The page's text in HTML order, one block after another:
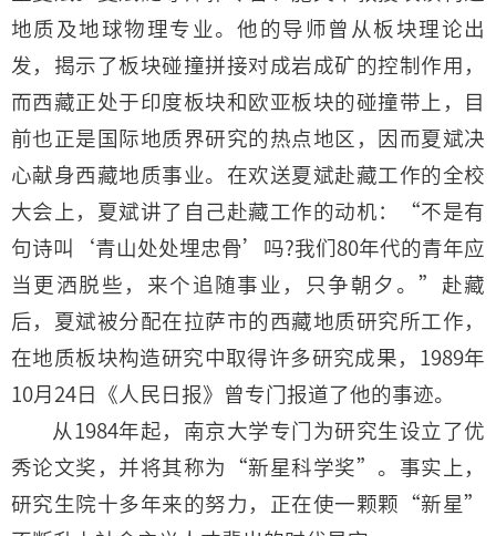
地质及地球物理专业。他的导师曾从板块理论出
发，揭示了板块碰撞拼接对成岩成矿的控制作用，
而西藏正处于印度板块和欧亚板块的碰撞带上，目
前也正是国际地质界研究的热点地区，因而夏斌决
心献身西藏地质事业。在欢送夏斌赴藏工作的全校
大会上，夏斌讲了自己赴藏工作的动机：“不是有
句诗叫‘青山处处埋忠骨’吗?我们80年代的青年应
当更洒脱些，来个追随事业，只争朝夕。”赴藏
后，夏斌被分配在拉萨市的西藏地质研究所工作，
在地质板块构造研究中取得许多研究成果，1989年
10月24日《人民日报》曾专门报道了他的事迹。
从1984年起，南京大学专门为研究生设立了优
秀论文奖，并将其称为“新星科学奖”。事实上，
研究生院十多年来的努力，正在使一颗颗“新星”